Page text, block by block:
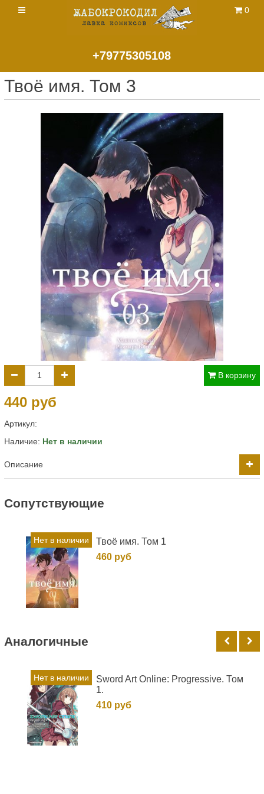
+79775305108
0
Твоё имя. Том 3
В корзину
440 руб
Артикул:
Наличие: Нет в наличии
Описание
Cопутствующие
Нет в наличии
Твоё имя. Том 1
460 руб
Аналогичные
Нет в наличии
Sword Art Online: Progressive. Том
1.
410 руб